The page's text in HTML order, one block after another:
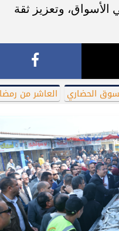
وتعزيز ثقة
الحضاري العاشر من